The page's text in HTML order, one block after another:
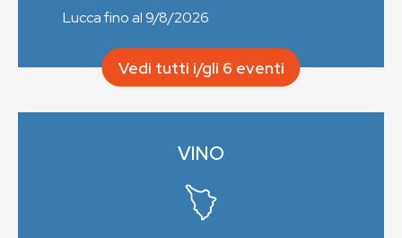
Lucca fino al 9/8/2026
Vedi tutti i/gli 6 eventi
VINO